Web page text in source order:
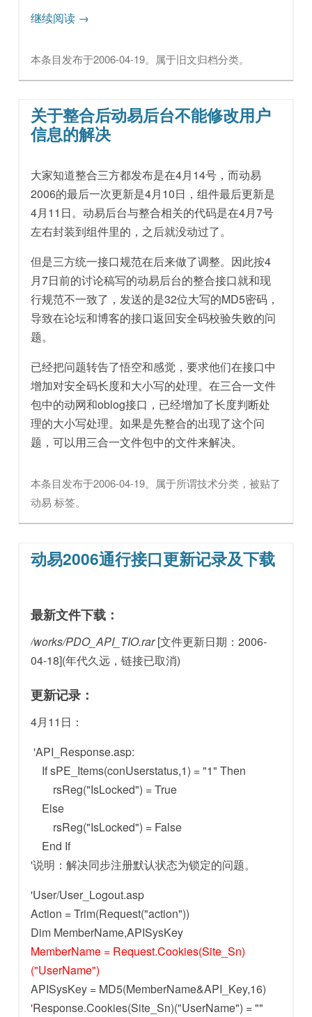
继续阅读 →
本条目发布于2006-04-19。属于旧文归档分类。
关于整合后动易后台不能修改用户
信息的解决
大家知道整合三方都发布是在4月14号，而动易
2006的最后一次更新是4月10日，组件最后更新是
4月11日。动易后台与整合相关的代码是在4月7号
左右封装到组件里的，之后就没动过了。
但是三方统一接口规范在后来做了调整。因此按4
月7日前的讨论稿写的动易后台的整合接口就和现
行规范不一致了，发送的是32位大写的MD5密码，
导致在论坛和博客的接口返回安全码校验失败的问
题。
已经把问题转告了悟空和感觉，要求他们在接口中
增加对安全码长度和大小写的处理。在三合一文件
包中的动网和oblog接口，已经增加了长度判断处
理的大小写处理。如果是先整合的出现了这个问
题，可以用三合一文件包中的文件来解决。
本条目发布于2006-04-19。属于所谓技术分类，被贴了
动易 标签。
动易2006通行接口更新记录及下载
最新文件下载：
/works/PDO_API_TIO.rar[文件更新日期：2006-
04-18](年代久远，链接已取消)
更新记录：
4月11日：
'API_Response.asp:
If sPE_Items(conUserstatus,1) = "1" Then
rsReg("IsLocked") = True
Else
rsReg("IsLocked") = False
End If
'说明：解决同步注册默认状态为锁定的问题。
'User/User_Logout.asp
Action = Trim(Request("action"))
Dim MemberName,APISysKey
MemberName = Request.Cookies(Site_Sn)
("UserName")
APISysKey = MD5(MemberName&API_Key,16)
'Response.Cookies(Site_Sn)("UserName") = ""